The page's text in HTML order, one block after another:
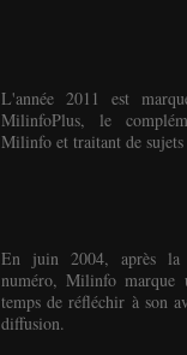
L'année 2011 est
MilinfoPlus, le
Milinfo et traitant de sujets
En juin 2004, après
numéro, Milinfo marque
temps de réfléchir à son
diffusion.